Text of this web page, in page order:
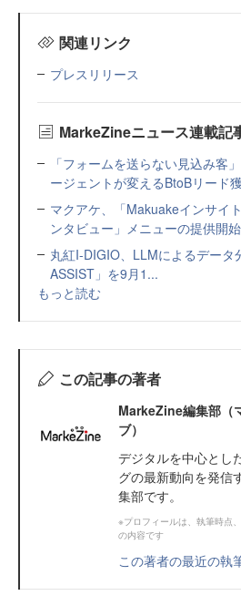
関連リンク
プレスリリース
MarkeZineニュース連載記
「フォームを送らない見込み客
ージェントが変えるBtoBリード
マクアケ、「Makuakeインサイ
ンタビュー」メニューの提供開始
丸紅I-DIGIO、LLMによるデータ
ASSIST」を9月1...
もっと読む
この記事の著者
MarkeZine編集部（
ブ）
デジタルを中心とし
グの最新動向を発信
集部です。
※プロフィールは、執筆時点
の内容です
この著者の最近の執